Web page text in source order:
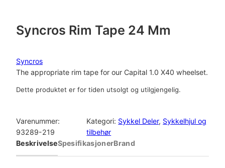
Syncros Rim Tape 24 Mm
Syncros
The appropriate rim tape for our Capital 1.0 X40 wheelset.
Dette produktet er for tiden utsolgt og utilgjengelig.
Varenummer:
93289-219
Kategori: Sykkel Deler, Sykkelhjul og
tilbehør
BeskrivelseSpesifikasjonerBrand